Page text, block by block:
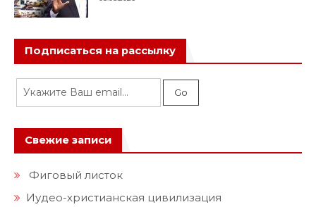
Фиговый листок
Иудео-христианская цивилизация
От Обамы к Мамдани: цикл разрушения
Для тех, кто дышит ненавистью к Израилю
Как Лумер полюбила Зеленского и потеряла